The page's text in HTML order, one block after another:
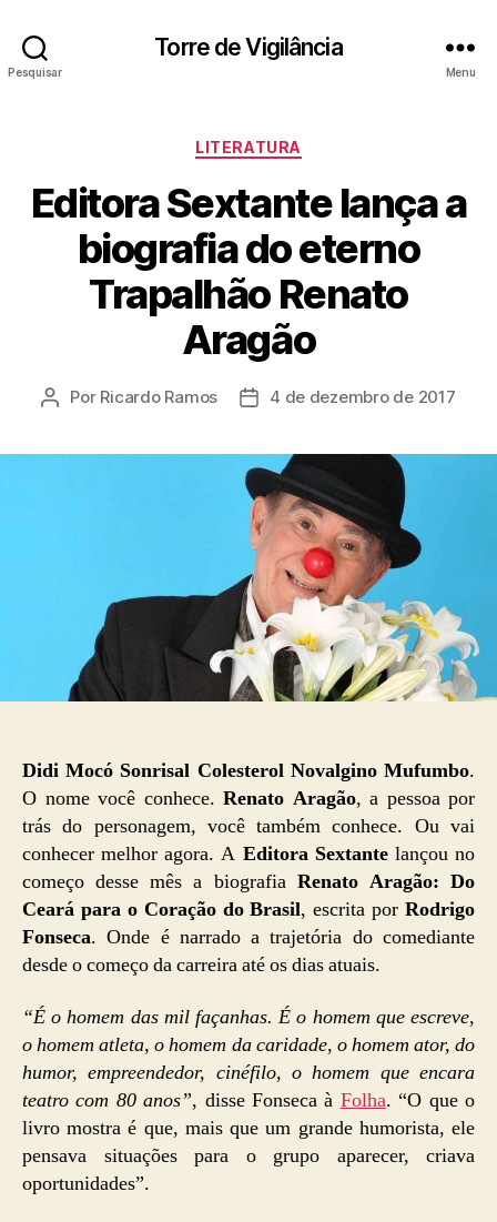
Pesquisar
Torre de Vigilância
Menu
Categorias
LITERATURA
Editora Sextante lança a
biografia do eterno
Trapalhão Renato
Aragão
Autor
Por Ricardo Ramos
Data4 de dezembro de 2017
Didi Mocó Sonrisal Colesterol Novalgino Mufumbo.
O nome você conhece. Renato Aragão, a pessoa por
trás do personagem, você também conhece. Ou vai
conhecer melhor agora. A Editora Sextantelançou no
começo desse mês a biografia Renato Aragão: Do
Ceará para o Coração do Brasil, escrita por Rodrigo
Fonseca. Onde é narrado a trajetória do comediante
desde o começo da carreira até os dias atuais.
“É o homem das mil façanhas. É o homem que escreve,
o homem atleta, o homem da caridade, o homem ator, do
humor, empreendedor, cinéfilo, o homem que encara
teatro com 80 anos”, disse Fonseca à Folha. “O que o
livro mostra é que, mais que um grande humorista, ele
pensava situações para o grupo aparecer, criava
oportunidades”.